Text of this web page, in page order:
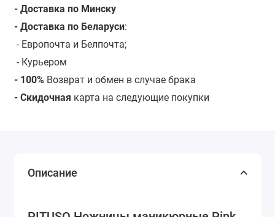
- Доставка по Минску
- Доставка по Беларуси:
- Европочта и Белпочта;
- Курьером
- 100% Возврат и обмен в случае брака
- Скидочная карта на следующие покупки
Описание